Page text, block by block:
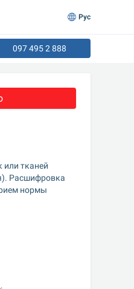
097 495 2 888
или тканей
Расшифровка
нормы
Рус